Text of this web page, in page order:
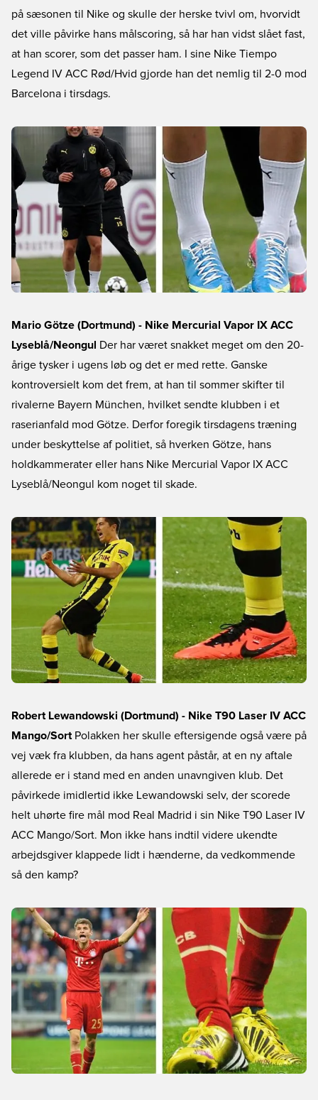
på sæsonen til Nike og skulle der herske tvivl om, hvorvidt
det ville påvirke hans målscoring, så har han vidst slået fast,
at han scorer, som det passer ham. I sine Nike Tiempo
Legend IV ACC Rød/Hvid gjorde han det nemlig til 2-0 mod
Barcelona i tirsdags.
Mario Götze (Dortmund) - Nike Mercurial Vapor IX ACC
Lyseblå/Neongul
Der har været snakket meget om den 20-
årige tysker i ugens løb og det er med rette. Ganske
kontroversielt kom det frem, at han til sommer skifter til
rivalerne Bayern München, hvilket sendte klubben i et
raserianfald mod Götze. Derfor foregik tirsdagens træning
under beskyttelse af politiet, så hverken Götze, hans
holdkammerater eller hans Nike Mercurial Vapor IX ACC
Lyseblå/Neongul kom noget til skade.
Robert Lewandowski (Dortmund) - Nike T90 Laser IV ACC
Mango/Sort Polakken her skulle eftersigende også være på
vej væk fra klubben, da hans agent påstår, at en ny aftale
allerede er i stand med en anden unavngiven klub. Det
påvirkede imidlertid ikke Lewandowski selv, der scorede
helt uhørte fire mål mod Real Madrid i sin Nike T90 Laser IV
ACC Mango/Sort. Mon ikke hans indtil videre ukendte
arbejdsgiver klappede lidt i hænderne, da vedkommende
så den kamp?